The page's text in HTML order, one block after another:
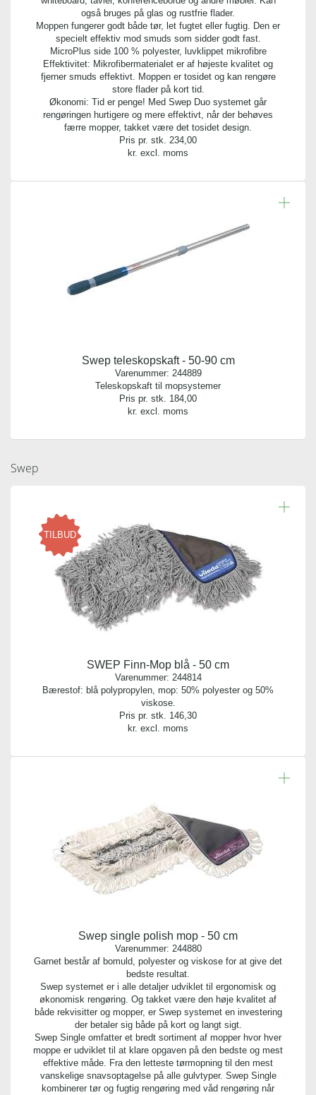
også bruges på glas og rustfrie flader.
Moppen fungerer godt både tør, let fugtet eller fugtig. Den er
specielt effektiv mod smuds som sidder godt fast.
MicroPlus side 100 % polyester, luvklippet mikrofibre
Effektivitet: Mikrofibermaterialet er af højeste kvalitet og
fjerner smuds effektivt. Moppen er tosidet og kan rengøre
store flader på kort tid.
Økonomi: Tid er penge! Med Swep Duo systemet går
rengøringen hurtigere og mere effektivt, når der behøves
færre mopper, takket være det tosidet design.
Pris pr. stk. 234,00
kr. excl. moms
Swep teleskopskaft - 50-90 cm
Varenummer: 244889
Teleskopskaft til mopsystemer
Pris pr. stk. 184,00
kr. excl. moms
Swep
TILBUD
SWEP Finn-Mop blå - 50 cm
Varenummer: 244814
Bærestof: blå polypropylen, mop: 50% polyester og 50%
viskose.
Pris pr. stk. 146,30
kr. excl. moms
Swep single polish mop - 50 cm
Varenummer: 244880
Garnet består af bomuld, polyester og viskose for at give det
bedste resultat.
Swep systemet er i alle detaljer udviklet til ergonomisk og
økonomisk rengøring. Og takket være den høje kvalitet af
både rekvisitter og mopper, er Swep systemet en investering
der betaler sig både på kort og langt sigt.
Swep Single omfatter et bredt sortiment af mopper hvor hver
moppe er udviklet til at klare opgaven på den bedste og mest
effektive måde. Fra den letteste tørmopning til den mest
vanskelige snavsoptagelse på alle gulvtyper. Swep Single
kombinerer tør og fugtig rengøring med våd rengøring når